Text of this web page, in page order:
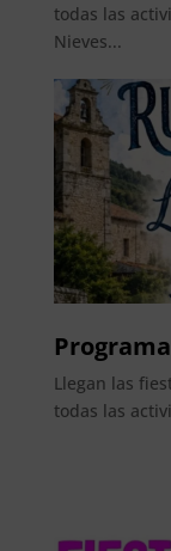
todas las
Nieves...
Llegan las
todas las